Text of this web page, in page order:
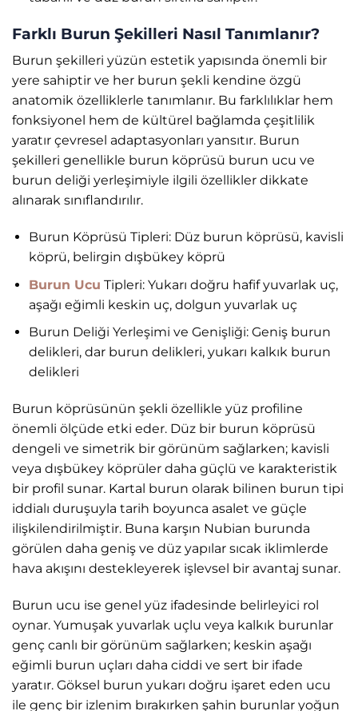
Farklı Burun Şekilleri Nasıl Tanımlanır?
Burun şekilleri yüzün estetik yapısında önemli bir
yere sahiptir ve her burun şekli kendine özgü
anatomik özelliklerle tanımlanır. Bu farklılıklar hem
fonksiyonel hem de kültürel bağlamda çeşitlilik
yaratır çevresel adaptasyonları yansıtır. Burun
şekilleri genellikle burun köprüsü burun ucu ve
burun deliği yerleşimiyle ilgili özellikler dikkate
alınarak sınıflandırılır.
Burun Köprüsü Tipleri: Düz burun köprüsü, kavisli
köprü, belirgin dışbükey köprü
Burun Ucu Tipleri: Yukarı doğru hafif yuvarlak uç,
aşağı eğimli keskin uç, dolgun yuvarlak uç
Burun Deliği Yerleşimi ve Genişliği: Geniş burun
delikleri, dar burun delikleri, yukarı kalkık burun
delikleri
Burun köprüsünün şekli özellikle yüz profiline
önemli ölçüde etki eder. Düz bir burun köprüsü
dengeli ve simetrik bir görünüm sağlarken; kavisli
veya dışbükey köprüler daha güçlü ve karakteristik
bir profil sunar. Kartal burun olarak bilinen burun tipi
iddialı duruşuyla tarih boyunca asalet ve güçle
ilişkilendirilmiştir. Buna karşın Nubian burunda
görülen daha geniş ve düz yapılar sıcak iklimlerde
hava akışını destekleyerek işlevsel bir avantaj sunar.
Burun ucu ise genel yüz ifadesinde belirleyici rol
oynar. Yumuşak yuvarlak uçlu veya kalkık burunlar
genç canlı bir görünüm sağlarken; keskin aşağı
eğimli burun uçları daha ciddi ve sert bir ifade
yaratır. Göksel burun yukarı doğru işaret eden ucu
ile genç bir izlenim bırakırken şahin burunlar yoğun